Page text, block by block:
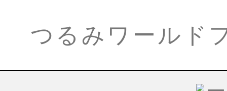
つるみワールド